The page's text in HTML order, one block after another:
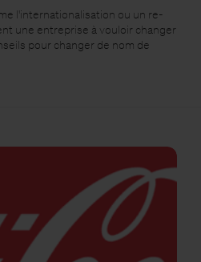
l'internationalisation ou un re-
une entreprise à vouloir changer
pour changer de nom de